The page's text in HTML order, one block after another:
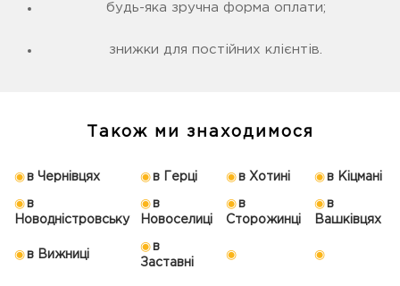
будь-яка зручна форма оплати;
знижки для постійних клієнтів.
Також ми знаходимося
в Чернівцях в Герці в Хотині в Кіцмані
в
Новодністровську
в
Новоселиці
в
Сторожинці
в
Вашківцях
в Вижниці
в
Заставні